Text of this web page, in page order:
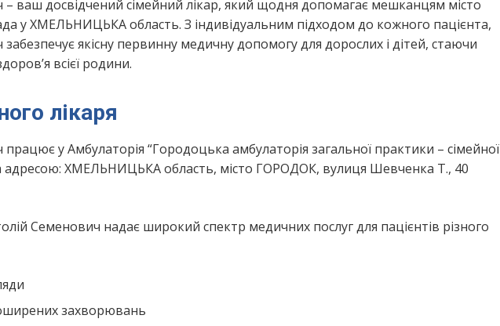
– ваш досвідчений сімейний лікар, який щодня допомагає мешканцям місто
ХМЕЛЬНИЦЬКА область. З індивідуальним підходом до кожного пацієнта,
якісну первинну медичну допомогу для дорослих і дітей, стаючи
всієї родини.
лікаря
у Амбулаторія “Городоцька амбулаторія загальної практики – сімейної
ХМЕЛЬНИЦЬКА область, місто ГОРОДОК, вулиця Шевченка Т., 40
Семенович надає широкий спектр медичних послуг для пацієнтів різного
захворювань